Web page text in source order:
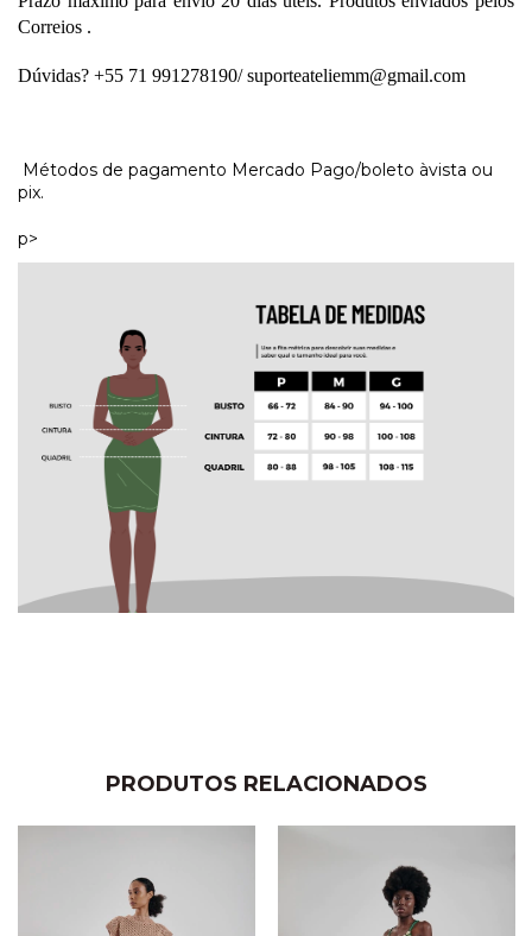
Correios .
Dúvidas? +55 71 991278190/ suporteateliemm@gmail.com
Métodos de pagamento Mercado Pago/boleto àvista ou
pix.
p>
PRODUTOS RELACIONADOS